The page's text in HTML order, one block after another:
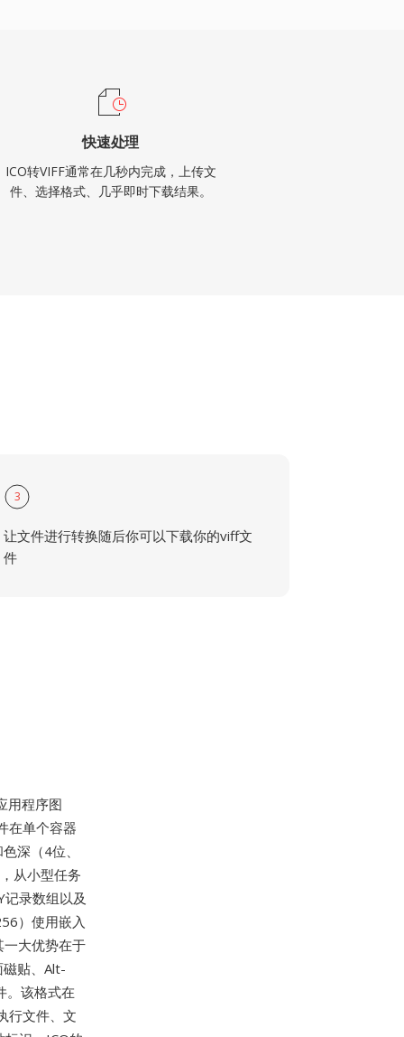
快速处理
ICO转VIFF通常在几秒内完成，上传文
件、选择格式、几乎即时下载结果。
3
让文件进行转换随后你可以下载你的viff文
件
用程序图
在单个容器
深（4位、
从小型任务
录数组以及
）使用嵌入
一大优势在于
贴、Alt-
。该格式在
行文件、文